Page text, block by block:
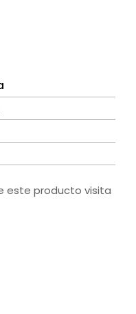
este producto visita